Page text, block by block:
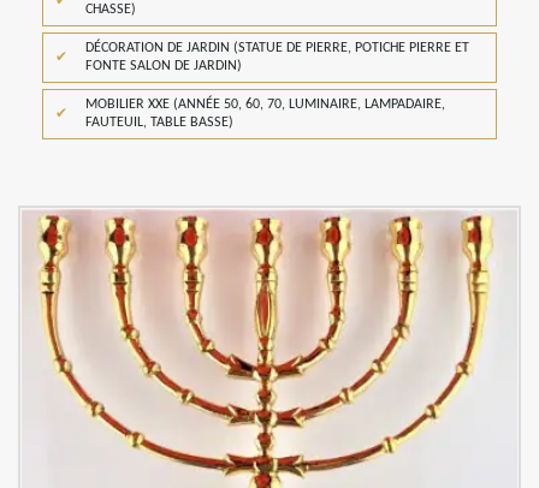
CHASSE)
DÉCORATION DE JARDIN (STATUE DE PIERRE, POTICHE PIERRE ET
FONTE SALON DE JARDIN)
MOBILIER XXE (ANNÉE 50, 60, 70, LUMINAIRE, LAMPADAIRE,
FAUTEUIL, TABLE BASSE)